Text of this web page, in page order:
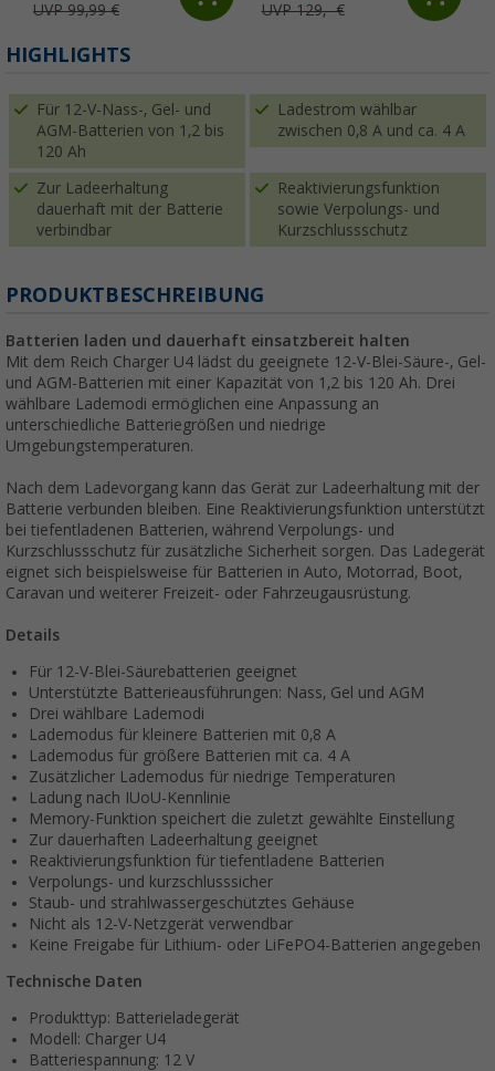
UVP 99,99 € UVP 129,- €
HIGHLIGHTS
Für 12-V-Nass-, Gel- und
AGM-Batterien von 1,2 bis
120 Ah
Ladestrom wählbar
zwischen 0,8 A und ca. 4 A
Zur Ladeerhaltung
dauerhaft mit der Batterie
verbindbar
Reaktivierungsfunktion
sowie Verpolungs- und
Kurzschlussschutz
PRODUKTBESCHREIBUNG
Batterien laden und dauerhaft einsatzbereit halten
Mit dem Reich Charger U4 lädst du geeignete 12-V-Blei-Säure-, Gel-
und AGM-Batterien mit einer Kapazität von 1,2 bis 120 Ah. Drei
wählbare Lademodi ermöglichen eine Anpassung an
unterschiedliche Batteriegrößen und niedrige
Umgebungstemperaturen.
Nach dem Ladevorgang kann das Gerät zur Ladeerhaltung mit der
Batterie verbunden bleiben. Eine Reaktivierungsfunktion unterstützt
bei tiefentladenen Batterien, während Verpolungs- und
Kurzschlussschutz für zusätzliche Sicherheit sorgen. Das Ladegerät
eignet sich beispielsweise für Batterien in Auto, Motorrad, Boot,
Caravan und weiterer Freizeit- oder Fahrzeugausrüstung.
Details
Für 12-V-Blei-Säurebatterien geeignet
Unterstützte Batterieausführungen: Nass, Gel und AGM
Drei wählbare Lademodi
Lademodus für kleinere Batterien mit 0,8 A
Lademodus für größere Batterien mit ca. 4 A
Zusätzlicher Lademodus für niedrige Temperaturen
Ladung nach IUoU-Kennlinie
Memory-Funktion speichert die zuletzt gewählte Einstellung
Zur dauerhaften Ladeerhaltung geeignet
Reaktivierungsfunktion für tiefentladene Batterien
Verpolungs- und kurzschlusssicher
Staub- und strahlwassergeschütztes Gehäuse
Nicht als 12-V-Netzgerät verwendbar
Keine Freigabe für Lithium- oder LiFePO4-Batterien angegeben
Technische Daten
Produkttyp: Batterieladegerät
Modell: Charger U4
Batteriespannung: 12 V